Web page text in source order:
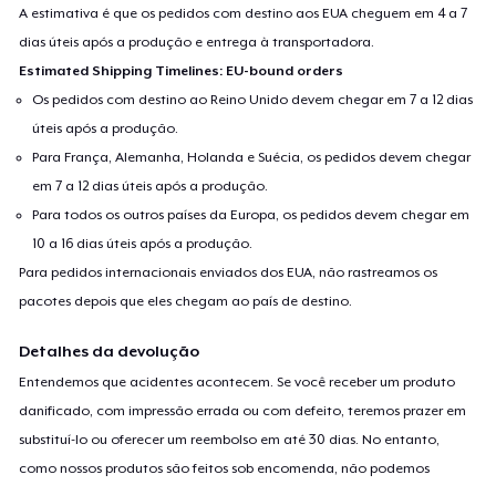
A estimativa é que os pedidos com destino aos EUA cheguem em 4 a 7
dias úteis após a produção e entrega à transportadora.
Estimated Shipping Timelines: EU-bound orders
Os pedidos com destino ao Reino Unido devem chegar em 7 a 12 dias
úteis após a produção.
Para França, Alemanha, Holanda e Suécia, os pedidos devem chegar
em 7 a 12 dias úteis após a produção.
Para todos os outros países da Europa, os pedidos devem chegar em
10 a 16 dias úteis após a produção.
Para pedidos internacionais enviados dos EUA, não rastreamos os
pacotes depois que eles chegam ao país de destino.
Detalhes da devolução
Entendemos que acidentes acontecem. Se você receber um produto
danificado, com impressão errada ou com defeito, teremos prazer em
substituí-lo ou oferecer um reembolso em até 30 dias. No entanto,
como nossos produtos são feitos sob encomenda, não podemos